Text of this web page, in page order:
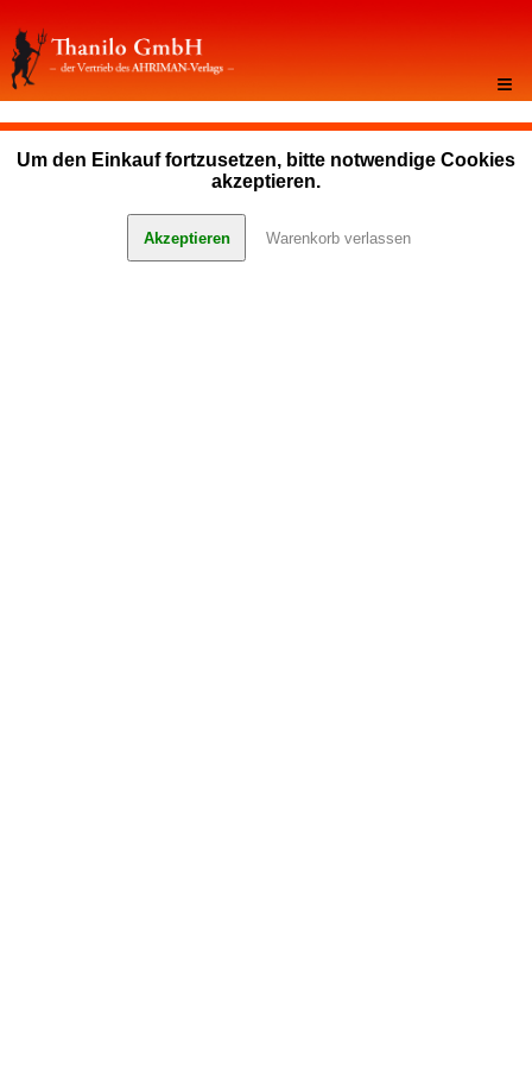
≡
Um den Einkauf fortzusetzen, bitte notwendige Cookies
akzeptieren.
Akzeptieren Warenkorb verlassen